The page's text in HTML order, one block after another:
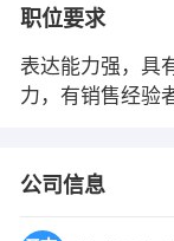
职位要求
表达能力强，具
力，有销售经验
公司信息